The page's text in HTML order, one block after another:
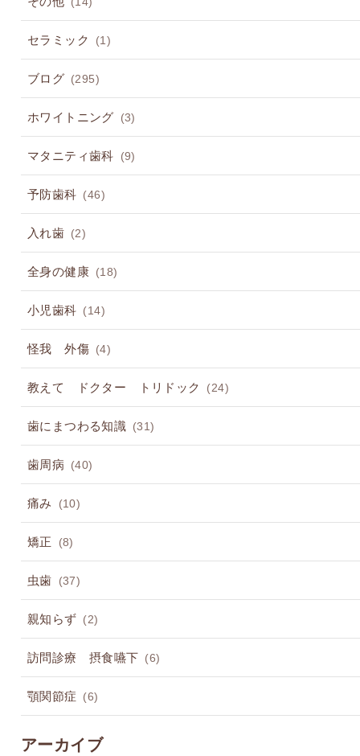
セラミック (1)
ブログ (295)
ホワイトニング (3)
マタニティ歯科 (9)
予防歯科 (46)
入れ歯 (2)
全身の健康 (18)
小児歯科 (14)
怪我 外傷 (4)
教えて ドクター トリドック (24)
歯にまつわる知識 (31)
歯周病 (40)
痛み (10)
矯正 (8)
虫歯 (37)
親知らず (2)
訪問診療 摂食嚥下 (6)
顎関節症 (6)
アーカイブ